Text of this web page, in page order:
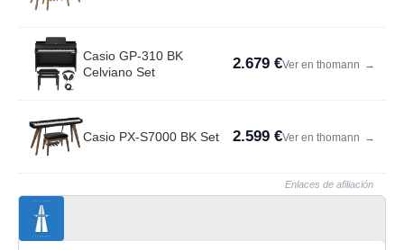
Casio GP-310 BK
Celviano Set
2.679 €Ver en thomann →
Casio PX-S7000 BK Set 2.599 €Ver en thomann →
Enlaces de afiliación